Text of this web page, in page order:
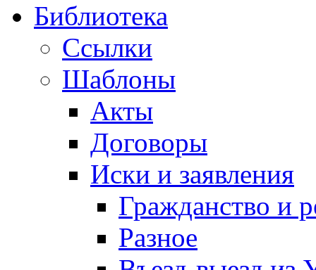
Библиотека
Ссылки
Шаблоны
Акты
Договоры
Иски и заявления
Гражданство и
Разное